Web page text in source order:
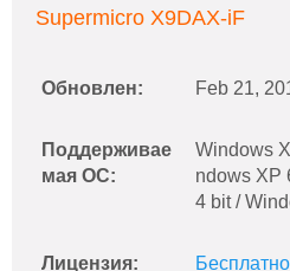
Supermicro X9DAX-iF
Обновлен: Feb 21,
Поддерживае
мая ОС:
Windows
ndows XP
4 bit /
Лицензия: Бесплатно